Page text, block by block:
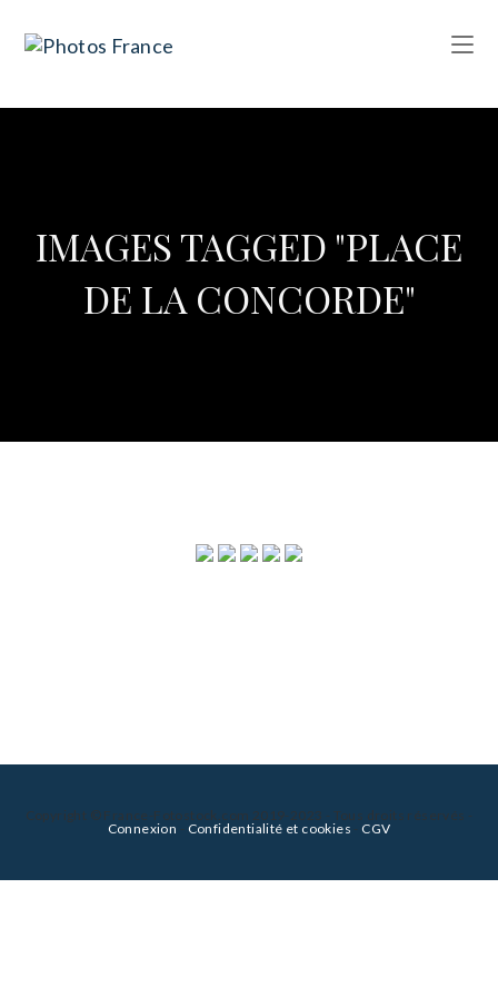
IMAGES TAGGED "PLACE
DE LA CONCORDE"
Copyright © France-Fotostock.com 2019-2023 - Tous droits réservés -
Connexion - Confidentialité et cookies - CGV